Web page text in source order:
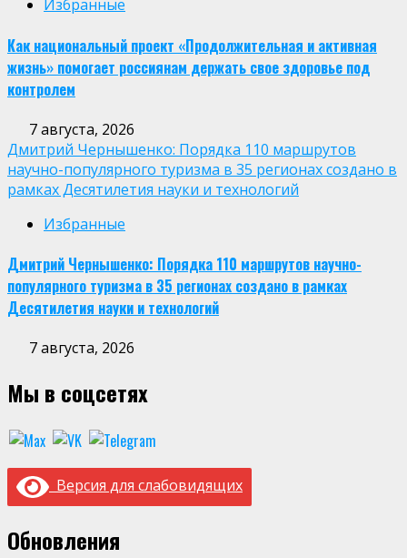
Избранные
Как национальный проект «Продолжительная и активная
жизнь» помогает россиянам держать свое здоровье под
контролем
7 августа, 2026
Дмитрий Чернышенко: Порядка 110 маршрутов
научно-популярного туризма в 35 регионах создано в
рамках Десятилетия науки и технологий
Избранные
Дмитрий Чернышенко: Порядка 110 маршрутов научно-
популярного туризма в 35 регионах создано в рамках
Десятилетия науки и технологий
7 августа, 2026
Мы в соцсетях
Версия для слабовидящих
Обновления